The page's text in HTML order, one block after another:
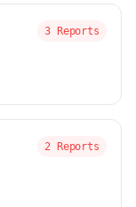
3 Reports
2 Reports